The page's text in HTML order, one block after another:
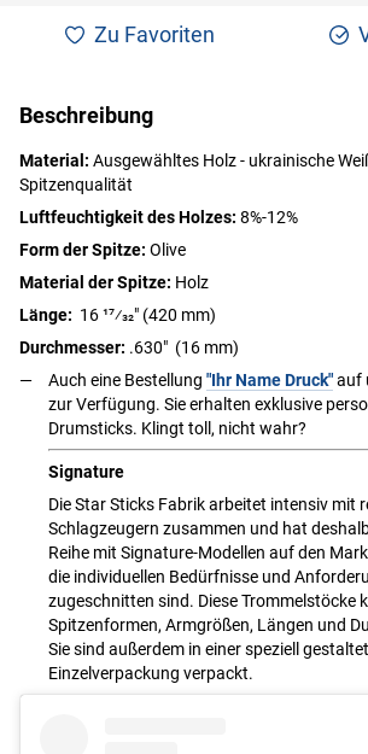
Zu Favoriten
Beschreibung
Material: Ausgewähltes Holz - ukrainische
Spitzenqualität
Luftfeuchtigkeit des Holzes: 8%-12%
Form der Spitze: Olive
Material der Spitze: Holz
Länge: 16 17⁄32" (420 mm)
Durchmesser: .630" (16 mm)
Auch eine Bestellung "Ihr Name Druck"auf
zur Verfügung. Sie erhalten exklusive
Drumsticks. Klingt toll, nicht wahr?
Signature
Die Star Sticks Fabrik arbeitet intensiv mit
Schlagzeugern zusammen und hat
Reihe mit Signature-Modellen auf den
die individuellen Bedürfnisse und
zugeschnitten sind. Diese Trommelstöcke
Spitzenformen, Armgrößen, Längen und
Sie sind außerdem in einer speziell
Einzelverpackung verpackt.